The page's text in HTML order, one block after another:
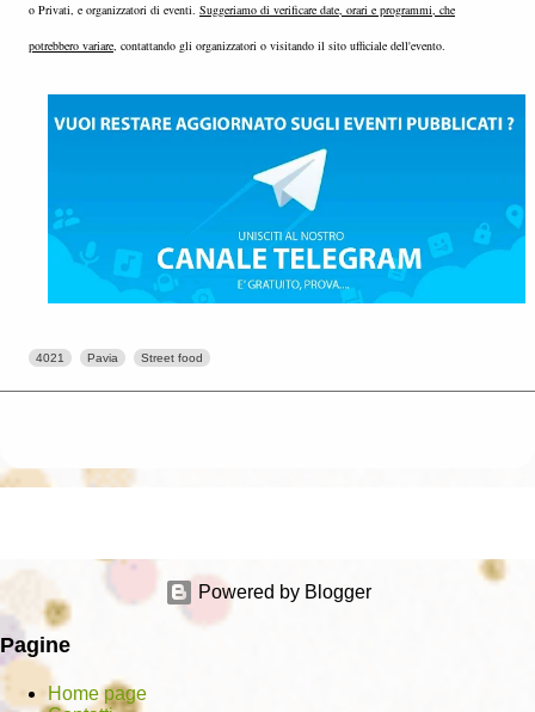
o Privati, e organizzatori di eventi. Suggeriamo di verificare date, orari e programmi, che
potrebbero variare, contattando gli organizzatori o visitando il sito ufficiale dell'evento.
4021 Pavia Street food
Powered by Blogger
Pagine
Home page